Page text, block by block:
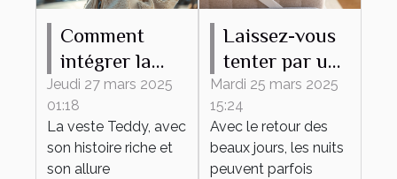
Comment
intégrer la
veste Teddy
dans des
tenues
quotidiennes
Jeudi 27 mars 2025
01:18
La veste Teddy, avec
son histoire riche et
son allure
Laissez-vous
tenter par un
surmatelas en
laine mérinos,
même en été !
Mardi 25 mars 2025
15:24
Avec le retour des
beaux jours, les nuits
peuvent parfois